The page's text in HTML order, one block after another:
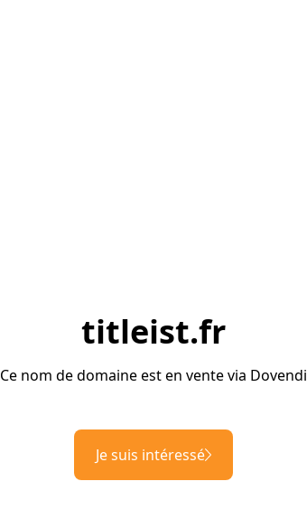
titleist.fr
Ce nom de domaine est en vente via Dovendi
Je suis intéressé